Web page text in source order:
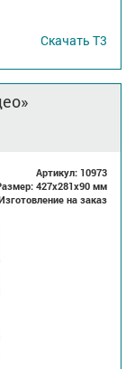
Скачать Т3
Артикул: 10973
427x281x90 мм
на заказ